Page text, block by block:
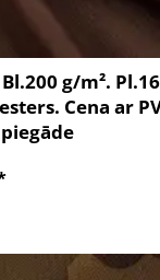
g/m².
Cena ar